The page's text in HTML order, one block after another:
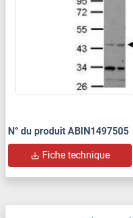
N° du produit ABIN1497505
Fiche technique